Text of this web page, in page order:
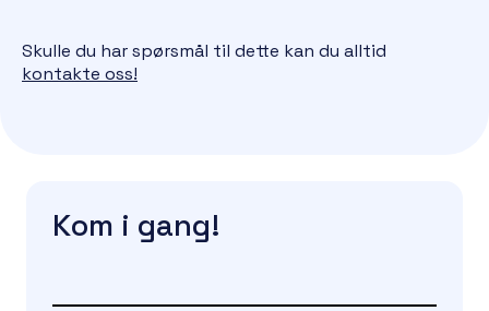
Skulle du har spørsmål til dette kan du alltid
kontakte oss!
Kom i gang!